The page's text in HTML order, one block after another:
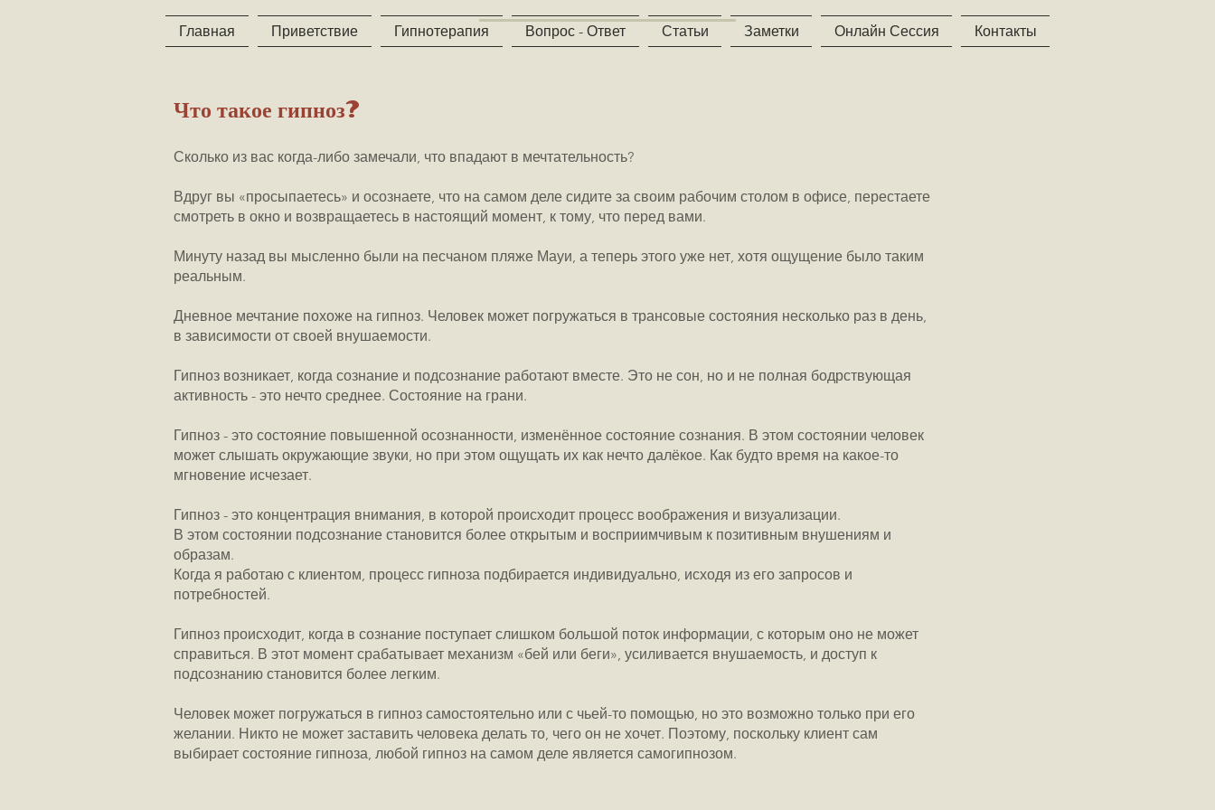
Главная Приветствие Гипнотерапия Вопрос - Ответ Статьи Заметки Онлайн Сессия Контакты
Что такое гипноз?
Сколько из вас когда-либо замечали, что впадают в мечтательность?
Вдруг вы «просыпаетесь» и осознаете, что на самом деле сидите за своим рабочим столом в офисе, перестаете
смотреть в окно и возвращаетесь в настоящий момент, к тому, что перед вами.
Минуту назад вы мысленно были на песчаном пляже Мауи, а теперь этого уже нет, хотя ощущение было таким
реальным.
Дневное мечтание похоже на гипноз. Человек может погружаться в трансовые состояния несколько раз в день,
в зависимости от своей внушаемости.
Гипноз возникает, когда сознание и подсознание работают вместе. Это не сон, но и не полная бодрствующая
активность - это нечто среднее. Состояние на грани.
Гипноз - это состояние повышенной осознанности, изменённое состояние сознания. В этом состоянии человек
может слышать окружающие звуки, но при этом ощущать их как нечто далёкое. Как будто время на какое-то
мгновение исчезает.
Гипноз - это концентрация внимания, в которой происходит процесс воображения и визуализации.
В этом состоянии подсознание становится более открытым и восприимчивым к позитивным внушениям и
образам.
Когда я работаю с клиентом, процесс гипноза подбирается индивидуально, исходя из его запросов и
потребностей.
Гипноз происходит, когда в сознание поступает слишком большой поток информации, с которым оно не может
справиться. В этот момент срабатывает механизм «бей или беги», усиливается внушаемость, и доступ к
подсознанию становится более легким.
Человек может погружаться в гипноз самостоятельно или с чьей-то помощью, но это возможно только при его
желании. Никто не может заставить человека делать то, чего он не хочет. Поэтому, поскольку клиент сам
выбирает состояние гипноза, любой гипноз на самом деле является самогипнозом.